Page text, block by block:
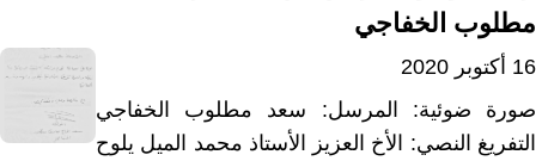
مطلوب الخفاجي
16 أكتوبر 2020
صورة ضوئية: المرسل: سعد مطلوب الخفاجي
التفريغ النصي: الأخ العزيز الأستاذ محمد الميل يلوح